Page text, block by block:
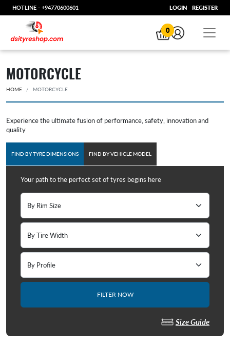
HOTLINE - +94770600601 LOGIN REGISTER
0
MOTORCYCLE
HOME MOTORCYCLE
Experience the ultimate fusion of performance, safety, innovation and
quality
FIND BY TYRE DIMENSIONS FIND BY VEHICLE MODEL
Your path to the perfect set of tyres begins here
FILTER NOW
Size Guide